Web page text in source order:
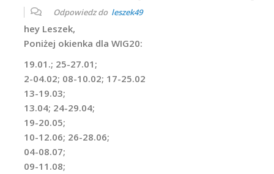
Odpowiedz do leszek49
hey Leszek,
Poniżej okienka dla WIG20:
19.01.; 25-27.01;
2-04.02; 08-10.02; 17-25.02
13-19.03;
13.04; 24-29.04;
19-20.05;
10-12.06; 26-28.06;
04-08.07;
09-11.08;